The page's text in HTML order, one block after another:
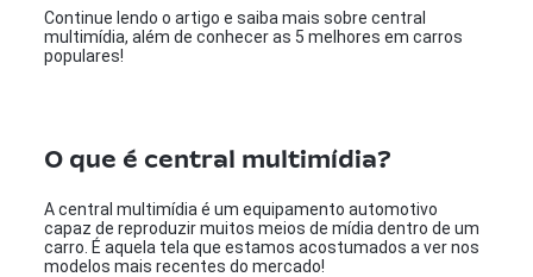
Continue lendo o artigo e saiba mais sobre central
multimídia, além de conhecer as 5 melhores em carros
populares!
O que é central multimídia?
A central multimídia é um equipamento automotivo
capaz de reproduzir muitos meios de mídia dentro de um
carro. É aquela tela que estamos acostumados a ver nos
modelos mais recentes do mercado!